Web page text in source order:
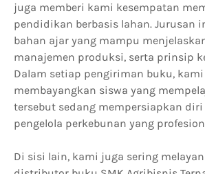
juga memberi kami kesempatan
pendidikan berbasis lahan. Jurusan
bahan ajar yang mampu
manajemen produksi, serta prinsip
Dalam setiap pengiriman buku, kami
membayangkan siswa yang
tersebut sedang mempersiapkan
pengelola perkebunan yang
Di sisi lain, kami juga sering